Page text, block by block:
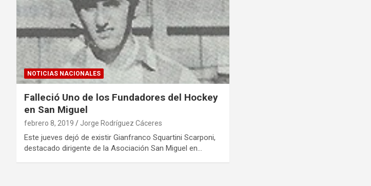
NOTICIAS NACIONALES
Falleció Uno de los Fundadores del Hockey
en San Miguel
febrero 8, 2019 Jorge Rodríguez Cáceres
Este jueves dejó de existir Gianfranco Squartini Scarponi,
destacado dirigente de la Asociación San Miguel en…